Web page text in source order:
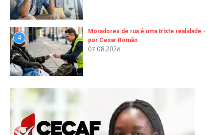
4
Moradores de rua é uma triste realidade –
por Cesar Romão
07.08.2026